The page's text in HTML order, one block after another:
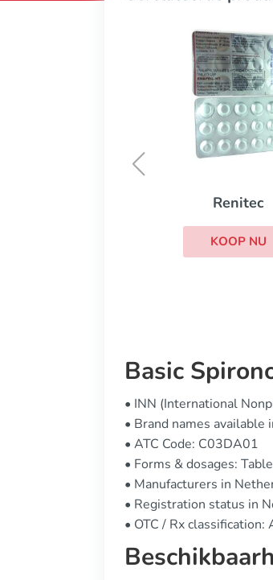
Basic
• INN (International
• Brand names
• ATC Code: C03DA01
• Forms & dosages:
• Manufacturers in
• Registration status in
• OTC / Rx